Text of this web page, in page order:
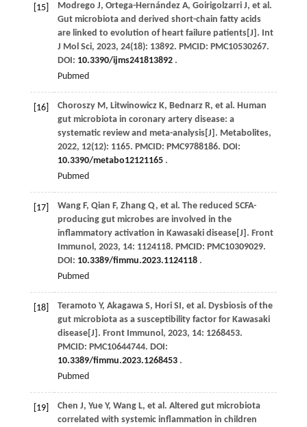
[15] Modrego J, Ortega-Hernández A, Goirigolzarri J, et al.
Gut microbiota and derived short-chain fatty acids
are linked to evolution of heart failure patients[J]. Int
J Mol Sci, 2023, 24(18): 13892. PMCID: PMC10530267.
DOI: 10.3390/ijms241813892.
Pubmed
[16] Choroszy M, Litwinowicz K, Bednarz R, et al. Human
gut microbiota in coronary artery disease: a
systematic review and meta-analysis[J]. Metabolites,
2022, 12(12): 1165. PMCID: PMC9788186. DOI:
10.3390/metabo12121165.
Pubmed
[17] Wang F, Qian F, Zhang Q, et al. The reduced SCFA-
producing gut microbes are involved in the
inflammatory activation in Kawasaki disease[J]. Front
Immunol, 2023, 14: 1124118. PMCID: PMC10309029.
DOI: 10.3389/fimmu.2023.1124118.
Pubmed
[18] Teramoto Y, Akagawa S, Hori SI, et al. Dysbiosis of the
gut microbiota as a susceptibility factor for Kawasaki
disease[J]. Front Immunol, 2023, 14: 1268453.
PMCID: PMC10644744. DOI:
10.3389/fimmu.2023.1268453.
Pubmed
[19] Chen J, Yue Y, Wang L, et al. Altered gut microbiota
correlated with systemic inflammation in children